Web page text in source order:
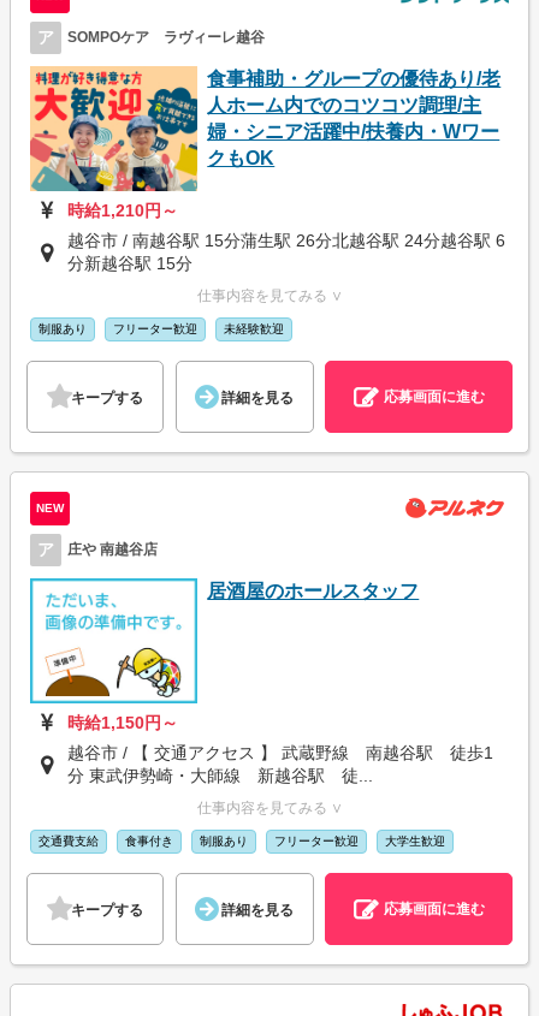
ア SOMPOケア ラヴィーレ越谷
食事補助・グループの優待あり/老
人ホーム内でのコツコツ調理/主
婦・シニア活躍中/扶養内・Wワー
クもOK
時給1,210円～
越谷市 / 南越谷駅 15分蒲生駅 26分北越谷駅 24分越谷駅 6
分新越谷駅 15分
仕事内容を見てみる ∨
制服あり フリーター歓迎 未経験歓迎
キープする 詳細を見る 応募画面に進む
NEW
ア 庄や 南越谷店
居酒屋のホールスタッフ
時給1,150円～
越谷市 / 【 交通アクセス 】 武蔵野線 南越谷駅 徒歩1
分 東武伊勢崎・大師線 新越谷駅 徒...
仕事内容を見てみる ∨
交通費支給 食事付き 制服あり フリーター歓迎 大学生歓迎
キープする 詳細を見る 応募画面に進む